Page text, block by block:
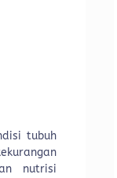
tubuh
nutrisi